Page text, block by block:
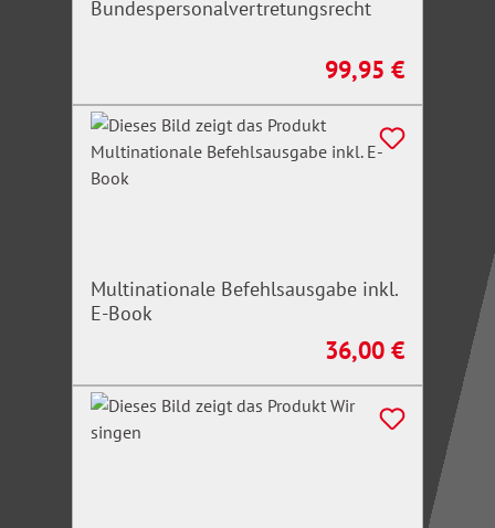
Bundespersonalvertretungsrecht
Regulärer Preis:
99,95 €
Multinationale Befehlsausgabe inkl.
E-Book
Regulärer Preis:
36,00 €